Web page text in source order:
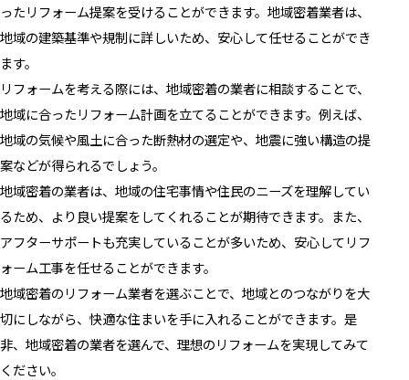
ったリフォーム提案を受けることができます。地域密着業者は、
地域の建築基準や規制に詳しいため、安心して任せることができ
ます。
リフォームを考える際には、地域密着の業者に相談することで、
地域に合ったリフォーム計画を立てることができます。例えば、
地域の気候や風土に合った断熱材の選定や、地震に強い構造の提
案などが得られるでしょう。
地域密着の業者は、地域の住宅事情や住民のニーズを理解してい
るため、より良い提案をしてくれることが期待できます。また、
アフターサポートも充実していることが多いため、安心してリフ
ォーム工事を任せることができます。
地域密着のリフォーム業者を選ぶことで、地域とのつながりを大
切にしながら、快適な住まいを手に入れることができます。是
非、地域密着の業者を選んで、理想のリフォームを実現してみて
ください。